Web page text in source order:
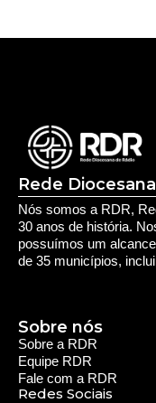
Rede
Nós somos a RDR,
30 anos de história.
possuímos um
de 35 municípios,
Sobre a RDR
Equipe RDR
Fale com a RDR
Redes Sociais
Sobre nós